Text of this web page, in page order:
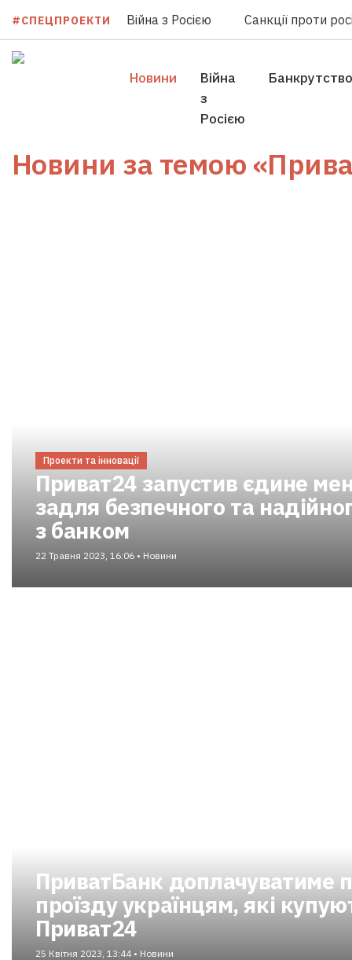
#СПЕЦПРОЕКТИ Війна з Росією Санкції проти
Новини
Війна
з
Росією
Банкрутство
Новини за темою
Проекти та інновації
Приват24 запустив єдине
задля безпечного та
з банком
22 Травня 2023, 16:06 • Новини
ПриватБанк доплачуватиме
проїзду українцям, які
Приват24
25 Квітня 2023, 13:44 • Новини